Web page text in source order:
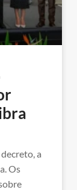
a
Os